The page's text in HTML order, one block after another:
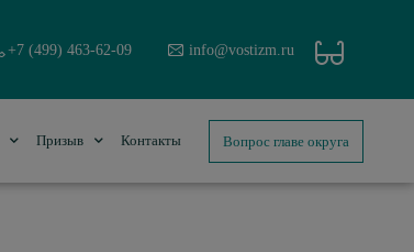
+7 (499) 463-62-09 info@vostizm.ru
Призыв Контакты Вопрос главе округа